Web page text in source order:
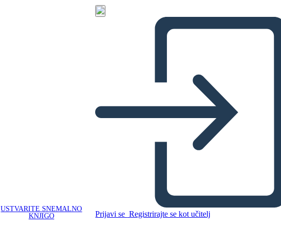
USTVARITE SNEMALNO
KNJIGO
Prijavi se Registrirajte se kot učitelj